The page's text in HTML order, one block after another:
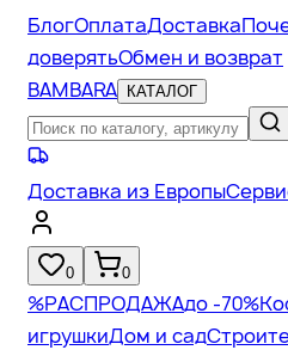
БлогОплатаДоставка
доверятьОбмен и возврат
BAMBARA
КАТАЛОГ
Доставка из Европы
0 0
%РАСПРОДАЖАдо -70%
игрушкиДом и сад